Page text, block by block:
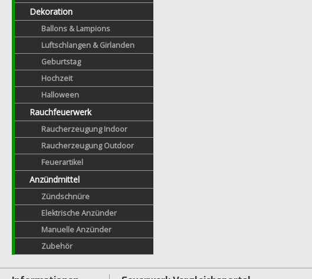
Dekoration
Ballons & Lampions
Luftschlangen & Girlanden
Geburtstag
Hochzeit
Halloween
Rauchfeuerwerk
Raucherzeugung Indoor
Raucherzeugung Outdoor
Feuerartikel
Anzündmittel
Zündschnüre
Elektrische Anzünder
Manuelle Anzünder
Zubehör